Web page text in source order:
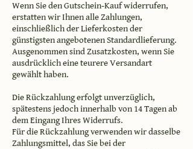
Wenn Sie den Gutschein-Kauf widerrufen,
erstatten wir Ihnen alle Zahlungen,
einschließlich der Lieferkosten der
günstigsten angebotenen Standardlieferung.
Ausgenommen sind Zusatzkosten, wenn Sie
ausdrücklich eine teurere Versandart
gewählt haben.
Die Rückzahlung erfolgt unverzüglich,
spätestens jedoch innerhalb von 14 Tagen ab
dem Eingang Ihres Widerrufs.
Für die Rückzahlung verwenden wir dasselbe
Zahlungsmittel, das Sie bei der